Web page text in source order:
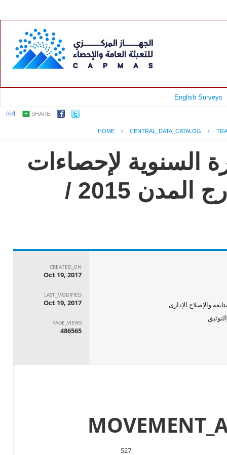
English Surveys
SHARE
HOME › CENTRAL_DATA_CATALOG ›
السنوية لإحصاءات
النقل العام للركاب داخل وخارج المدن 2015 /
والإصلاح الإدارى
CREATED_ON
Oct 19, 2017
LAST_MODIFIED
Oct 19, 2017
PAGE_VIEWS
486565
527